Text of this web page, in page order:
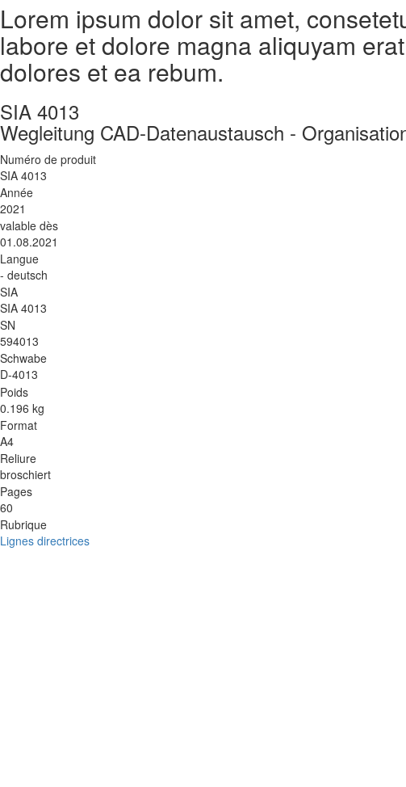
Lorem ipsum dolor sit amet,
labore et dolore magna aliquyam
dolores et ea rebum.
SIA 4013
Wegleitung CAD-Datenaustausch -
Numéro de produit
SIA 4013
Année
2021
valable dès
01.08.2021
Langue
- deutsch
SIA
SIA 4013
SN
594013
Schwabe
D-4013
Poids
0.196 kg
Format
A4
Reliure
broschiert
Pages
60
Rubrique
Lignes directrices